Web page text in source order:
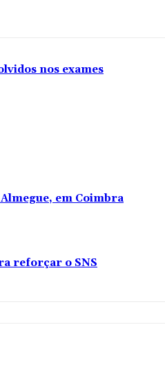
nos exames
em Coimbra
reforçar o SNS